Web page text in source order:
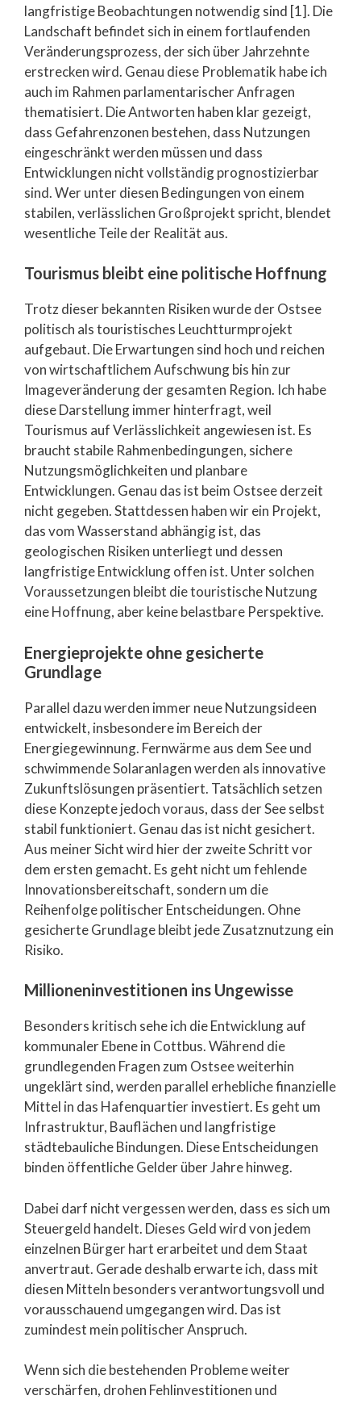
langfristige Beobachtungen notwendig sind [1]. Die
Landschaft befindet sich in einem fortlaufenden
Veränderungsprozess, der sich über Jahrzehnte
erstrecken wird. Genau diese Problematik habe ich
auch im Rahmen parlamentarischer Anfragen
thematisiert. Die Antworten haben klar gezeigt,
dass Gefahrenzonen bestehen, dass Nutzungen
eingeschränkt werden müssen und dass
Entwicklungen nicht vollständig prognostizierbar
sind. Wer unter diesen Bedingungen von einem
stabilen, verlässlichen Großprojekt spricht, blendet
wesentliche Teile der Realität aus.
Tourismus bleibt eine politische Hoffnung
Trotz dieser bekannten Risiken wurde der Ostsee
politisch als touristisches Leuchtturmprojekt
aufgebaut. Die Erwartungen sind hoch und reichen
von wirtschaftlichem Aufschwung bis hin zur
Imageveränderung der gesamten Region. Ich habe
diese Darstellung immer hinterfragt, weil
Tourismus auf Verlässlichkeit angewiesen ist. Es
braucht stabile Rahmenbedingungen, sichere
Nutzungsmöglichkeiten und planbare
Entwicklungen. Genau das ist beim Ostsee derzeit
nicht gegeben. Stattdessen haben wir ein Projekt,
das vom Wasserstand abhängig ist, das
geologischen Risiken unterliegt und dessen
langfristige Entwicklung offen ist. Unter solchen
Voraussetzungen bleibt die touristische Nutzung
eine Hoffnung, aber keine belastbare Perspektive.
Energieprojekte ohne gesicherte
Grundlage
Parallel dazu werden immer neue Nutzungsideen
entwickelt, insbesondere im Bereich der
Energiegewinnung. Fernwärme aus dem See und
schwimmende Solaranlagen werden als innovative
Zukunftslösungen präsentiert. Tatsächlich setzen
diese Konzepte jedoch voraus, dass der See selbst
stabil funktioniert. Genau das ist nicht gesichert.
Aus meiner Sicht wird hier der zweite Schritt vor
dem ersten gemacht. Es geht nicht um fehlende
Innovationsbereitschaft, sondern um die
Reihenfolge politischer Entscheidungen. Ohne
gesicherte Grundlage bleibt jede Zusatznutzung ein
Risiko.
Millioneninvestitionen ins Ungewisse
Besonders kritisch sehe ich die Entwicklung auf
kommunaler Ebene in Cottbus. Während die
grundlegenden Fragen zum Ostsee weiterhin
ungeklärt sind, werden parallel erhebliche finanzielle
Mittel in das Hafenquartier investiert. Es geht um
Infrastruktur, Bauflächen und langfristige
städtebauliche Bindungen. Diese Entscheidungen
binden öffentliche Gelder über Jahre hinweg.
Dabei darf nicht vergessen werden, dass es sich um
Steuergeld handelt. Dieses Geld wird von jedem
einzelnen Bürger hart erarbeitet und dem Staat
anvertraut. Gerade deshalb erwarte ich, dass mit
diesen Mitteln besonders verantwortungsvoll und
vorausschauend umgegangen wird. Das ist
zumindest mein politischer Anspruch.
Wenn sich die bestehenden Probleme weiter
verschärfen, drohen Fehlinvestitionen und